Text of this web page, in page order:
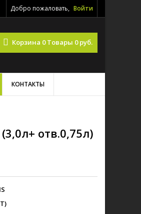
Добро пожаловать, Войти
Корзина 0 Товары 0 руб.
КОНТАКТЫ
отв.0,75л)